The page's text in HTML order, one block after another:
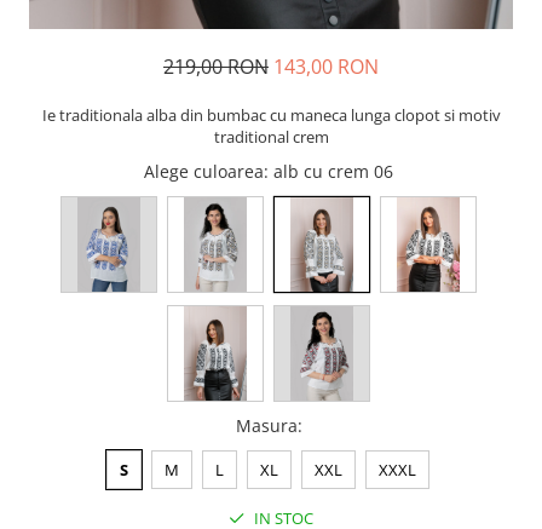
219,00 RON 143,00 RON
Ie traditionala alba din bumbac cu maneca lunga clopot si motiv
traditional crem
Alege culoarea: alb cu crem 06
Masura:
S M L XL XXL XXXL
IN STOC